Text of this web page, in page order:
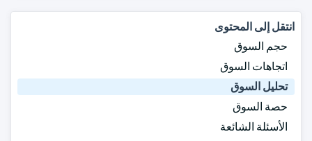
انتقل إلى المحتوى
حجم السوق
اتجاهات السوق
تحليل السوق
حصة السوق
الأسئلة الشائعة